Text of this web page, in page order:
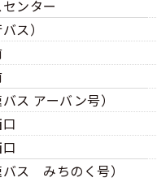
ンター
ス）
ス アーバン号）
ス みちのく号）